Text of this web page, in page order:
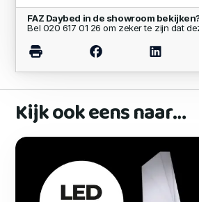
FAZ Daybed in de showroom
Bel 020 617 01 26 om zeker te zijn dat
Kijk ook eens naar…